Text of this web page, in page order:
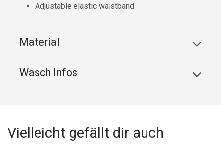
Adjustable elastic waistband
Material
Wasch Infos
Vielleicht gefällt dir auch